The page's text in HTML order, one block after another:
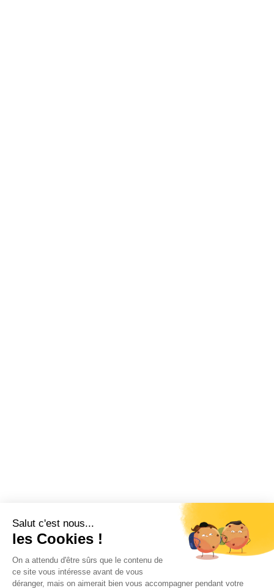
Salut c'est nous...
les Cookies !
On a attendu d'être sûrs que le contenu de
ce site vous intéresse avant de vous
déranger, mais on aimerait bien vous accompagner pendant votre